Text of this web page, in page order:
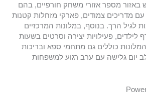
באזור מספר אזורי משחק חורפיים, בהם
עם מדריכים צמודים, פארקי מזחלות קטנות
לגיל הרך. בנוסף, במלונות המרכזיים
לילדים, פעילויות יצירה וסרטים בשעות
כוללים גם מתחמי ספא ובריכות
יום גלישה עם ערב רגוע למשפחות